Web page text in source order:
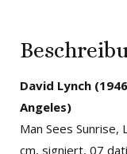
David Lynch
Angeles)
Man Sees Sunrise,
cm, signiert, 07